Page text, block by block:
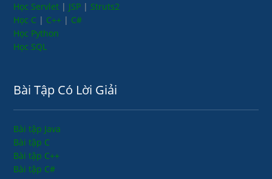
Học Servlet | JSP | Struts2
Học C | C++ | C#
Học Python
Học SQL
Bài Tập Có Lời Giải
Bài tập Java
Bài tập C
Bài tập C++
Bài tập C#